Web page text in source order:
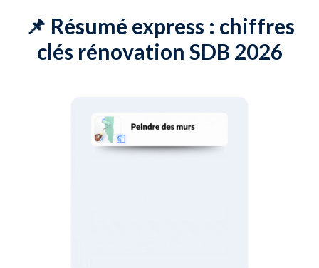
📌 Résumé express : chiffres
clés rénovation SDB 2026